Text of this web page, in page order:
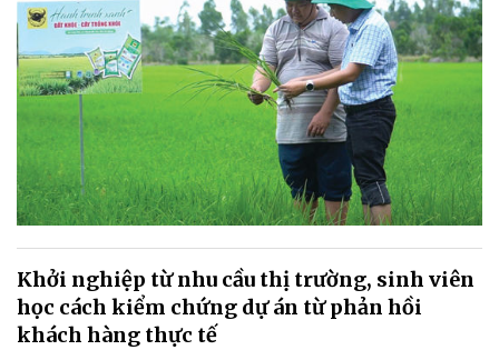
Khởi nghiệp từ nhu cầu thị trường, sinh viên
học cách kiểm chứng dự án từ phản hồi
khách hàng thực tế